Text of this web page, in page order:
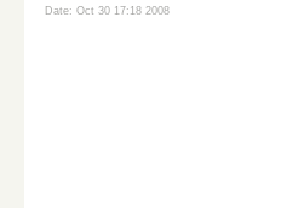
Date: Oct 30 17:18 2008